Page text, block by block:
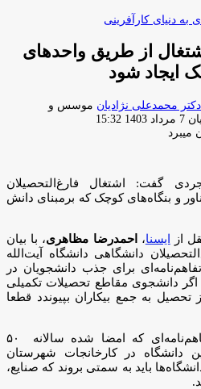
به دنیای کارآفرینی
از طریق واحدهای
ایجاد شود
موسس و
ارسال
ایمیل
7 مرداد 1403 15:32
گفت: اشتغال فارغ‌التحصیلان
و بنگاه‌های کوچک که برمبنای دانش
از ایسنا، احمدرضا مظاهری، با بیان
دانشگاهی دانشگاه آیت‌الله
برای جذب دانشجویان در
اگر دانشجوی مقاطع تحصیلات تکمیلی
به جمع بیکاران بپیوندد قطعا
وی با بیان اینکه براساس تفاهم‌نامه‌ای که امضا شده سالانه ۵۰
دانشگاه در کارخانجات شهرستان
باید به سمتی بروند که صنایع،